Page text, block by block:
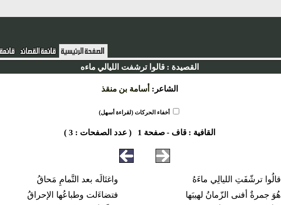
القصيدة : قالوا ترشفت الليالي ماءه
الشاعر: أسامة بن منقذ
أخفاء الحركات (لقراءة أسهل)
القافية : قاف - صفحة 1 ( عدد الصفحات : 3 )
قالُوا ترشّفَتِ الليالِي ماءَهُ
واغتَالَه بعد التَّمامِ مَحاقُ
هُوَ جمرةٌ أفنى الزّمانُ لهيبَها
فتضاءَلت وطباعُها الإحراقُ